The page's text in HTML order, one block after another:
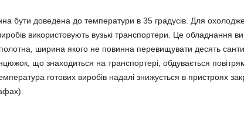
бути доведена до температури в 35 градусів. Для
використовують вузькі транспортери. Це обладнання
ширина якого не повинна перевищувати десять
що знаходиться на транспортері, обдувається
готових виробів надалі знижується в пристроях